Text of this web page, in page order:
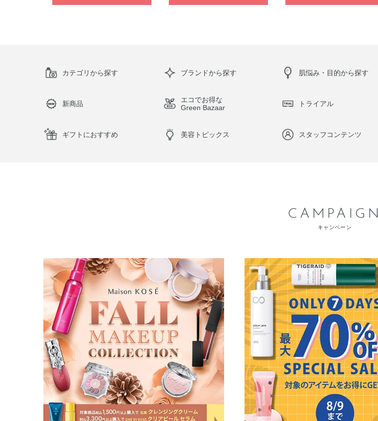
カテゴリから探す ブランドから探す 肌悩み・目的から探す
新商品
エコでお得な
Green Bazaar
トライアル
ギフトにおすすめ 美容トピックス スタッフコンテンツ
CAMPAIGN
キャンペーン